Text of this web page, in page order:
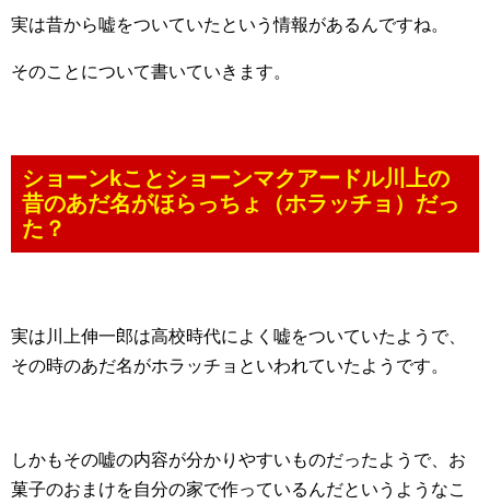
実は昔から嘘をついていたという情報があるんですね。
そのことについて書いていきます。
ショーンkことショーンマクアードル川上の
昔のあだ名がほらっちょ（ホラッチョ）だっ
た？
実は川上伸一郎は高校時代によく嘘をついていたようで、
その時のあだ名がホラッチョといわれていたようです。
しかもその嘘の内容が分かりやすいものだったようで、お
菓子のおまけを自分の家で作っているんだというようなこ